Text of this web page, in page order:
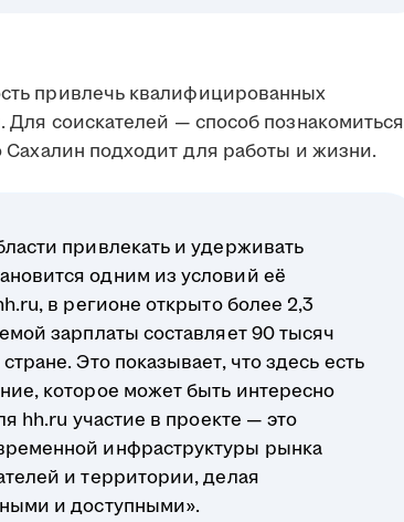
привлечь квалифицированных
соискателей — способ познакомиться
Сахалин подходит для работы и жизни.
привлекать и удерживать
одним из условий её
в регионе открыто более 2,3
зарплаты составляет 90 тысяч
Это показывает, что здесь есть
которое может быть интересно
hh.ru участие в проекте — это
инфраструктуры рынка
и территории, делая
и доступными».